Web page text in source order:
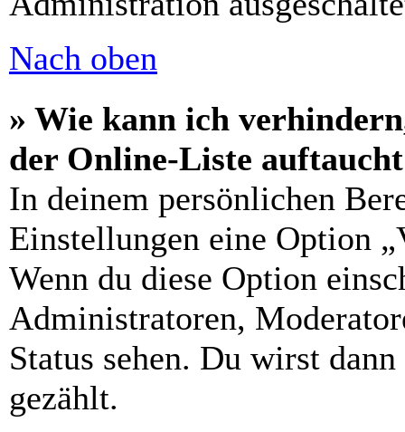
Nach oben
» Wie kann ich
der Online-Liste
In deinem persönlichen
Einstellungen eine Option
Wenn du diese Option
Administratoren,
Status sehen. Du wirst
gezählt.